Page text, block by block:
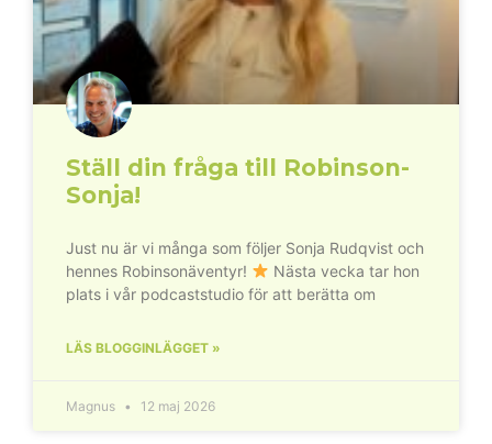
Ställ din fråga till Robinson-
Sonja!
Just nu är vi många som följer Sonja Rudqvist och
hennes Robinsonäventyr!
Nästa vecka tar hon
plats i vår podcaststudio för att berätta om
LÄS BLOGGINLÄGGET »
Magnus 12 maj 2026